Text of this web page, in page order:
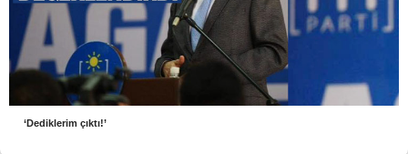
‘Dediklerim çıktı!’